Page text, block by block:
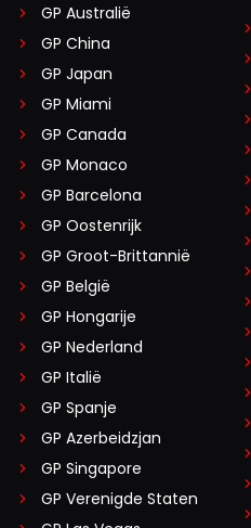
GP Australië
GP China
GP Japan
GP Miami
GP Canada
GP Monaco
GP Barcelona
GP Oostenrijk
GP Groot-Brittannië
GP België
GP Hongarije
GP Nederland
GP Italië
GP Spanje
GP Azerbeidzjan
GP Singapore
GP Verenigde Staten